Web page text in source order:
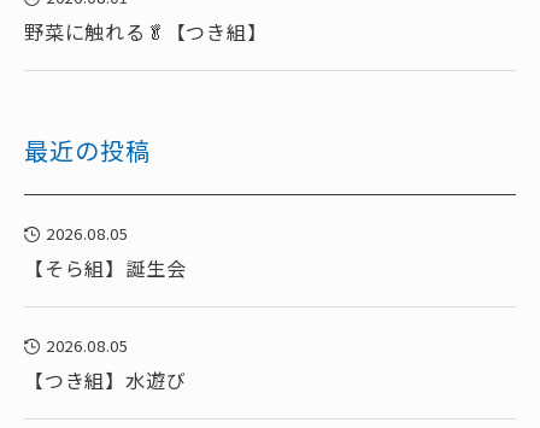
野菜に触れる🥬【つき組】
最近の投稿
2026.08.05
【そら組】誕生会
2026.08.05
【つき組】水遊び